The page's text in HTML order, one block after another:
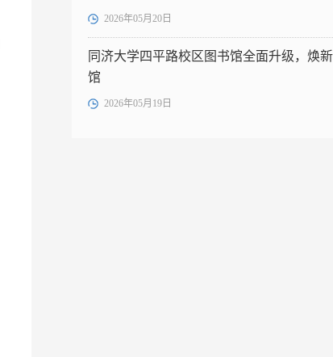
2026年05月20日
同济大学四平路校区图书馆全面升级，焕
馆
2026年05月19日